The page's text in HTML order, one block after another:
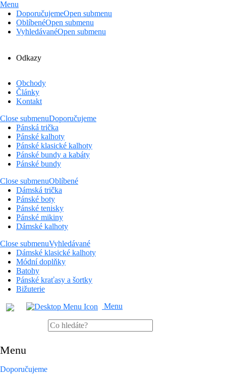
Menu
DoporučujemeOpen submenu
OblíbenéOpen submenu
VyhledávanéOpen submenu
Odkazy
Obchody
Články
Kontakt
Close submenuDoporučujeme
Pánská trička
Pánské kalhoty
Pánské klasické kalhoty
Pánské bundy a kabáty
Pánské bundy
Close submenuOblíbené
Dámská trička
Pánské boty
Pánské tenisky
Pánské mikiny
Dámské kalhoty
Close submenuVyhledávané
Dámské klasické kalhoty
Módní doplňky
Batohy
Pánské kraťasy a šortky
Bižuterie
Menu
Menu
Doporučujeme